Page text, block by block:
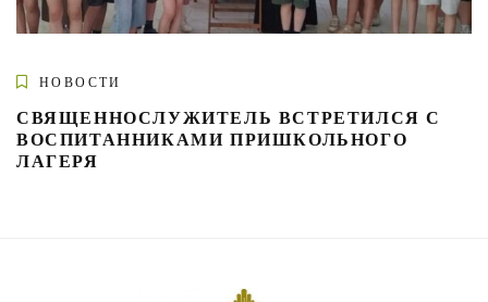
НОВОСТИ
СВЯЩЕННОСЛУЖИТЕЛЬ ВСТРЕТИЛСЯ С
ВОСПИТАННИКАМИ ПРИШКОЛЬНОГО
ЛАГЕРЯ